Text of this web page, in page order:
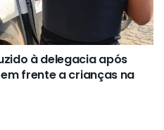
à delegacia após
frente a crianças na